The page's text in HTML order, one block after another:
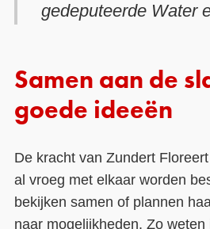
gedeputeerde Water
Samen aan de
goede ideeën
De kracht van Zundert
al vroeg met elkaar worden
bekijken samen of plannen
naar mogelijkheden. Zo